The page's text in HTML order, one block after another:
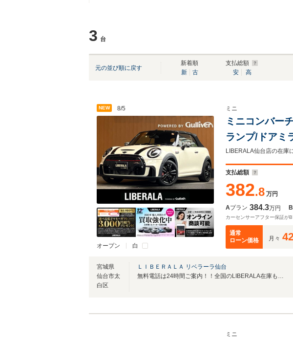
3 台
元の並び順に戻す
新着順
新
古
支払総額
安
高
NEW 8/5
オープン 白
ミニ
ミニコンバー
ランプ/ドアミ
ラ パークアシ
ンフォートア
支払総額
382.8 万円
Aプラン 384.3万円 B
カーセンサーアフター保証が
通常
ローン価格
月々
宮城県
仙台市太
白区
ＬＩＢＥＲＡＬＡ リベラーラ仙台
無料電話は24時間ご案内！！全国のLIBERALA在庫も見たい方は一括照会が可能です！
ミニ